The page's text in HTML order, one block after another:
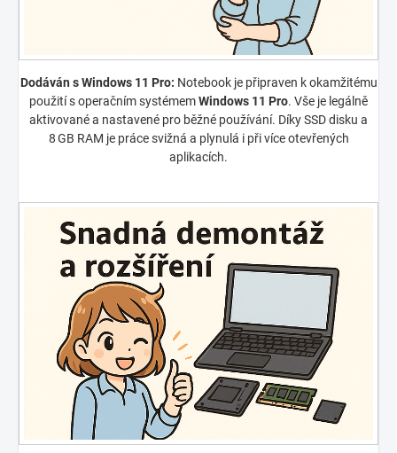
Dodáván s Windows 11 Pro: Notebook je připraven k okamžitému
použití s operačním systémemWindows 11 Pro. Vše je legálně
aktivované a nastavené pro běžné používání. Díky SSD disku a
8 GB RAM je práce svižná a plynulá i při více otevřených
aplikacích.